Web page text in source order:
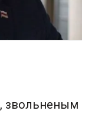
звольненым